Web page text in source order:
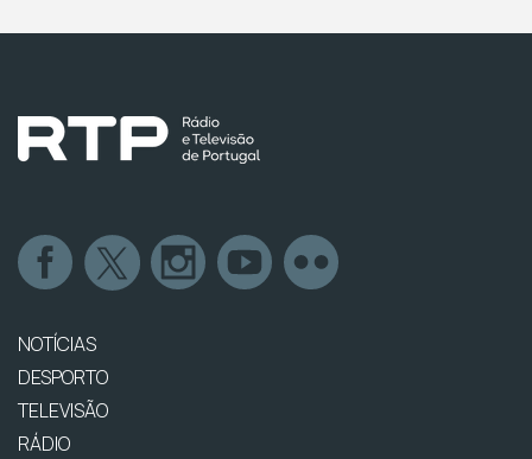
NOTÍCIAS
DESPORTO
TELEVISÃO
RÁDIO